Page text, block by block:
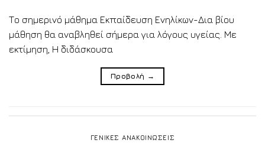
Το σημερινό μάθημα Εκπαίδευση Ενηλίκων-Δια βίου
μάθηση θα αναβληθεί σήμερα για λόγους υγείας. Με
εκτίμηση, Η διδάσκουσα
Προβολή →
ΓΕΝΙΚΕΣ ΑΝΑΚΟΙΝΩΣΕΙΣ